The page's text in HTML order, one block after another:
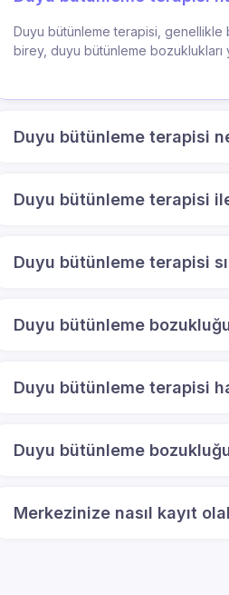
Duyu bütünleme terapisi,
birey, duyu bütünleme bozuklukları
Duyu bütünleme terapisi
Duyu bütünleme terapisi
Duyu bütünleme terapisi
Duyu bütünleme
Duyu bütünleme terapisi
Duyu bütünleme
Merkezinize nasıl kayıt